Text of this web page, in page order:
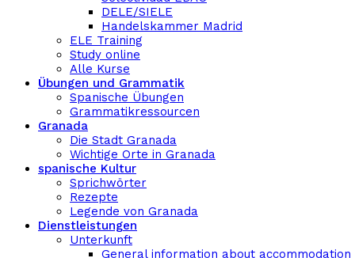
DELE/SIELE
Handelskammer Madrid
ELE Training
Study online
Alle Kurse
Übungen und Grammatik
Spanische Übungen
Grammatikressourcen
Granada
Die Stadt Granada
Wichtige Orte in Granada
spanische Kultur
Sprichwörter
Rezepte
Legende von Granada
Dienstleistungen
Unterkunft
General information about accommodation